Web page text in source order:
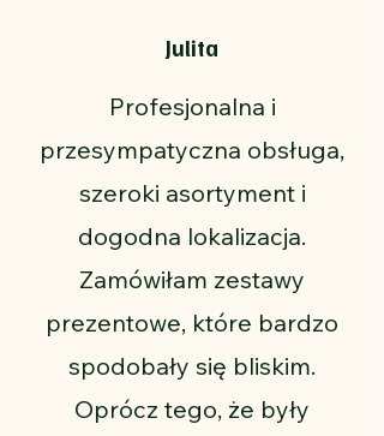
Julita
Profesjonalna i
przesympatyczna obsługa,
szeroki asortyment i
dogodna lokalizacja.
Zamówiłam zestawy
prezentowe, które bardzo
spodobały się bliskim.
Oprócz tego, że były